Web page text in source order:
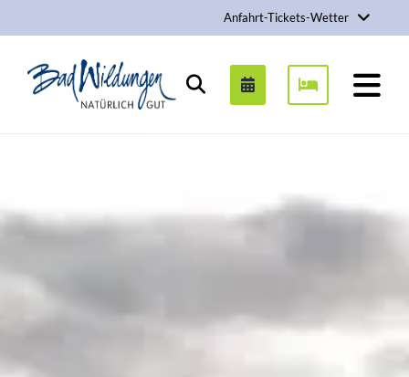
Anfahrt-Tickets-Wetter
Stadt Bad Wildungen
Suchen